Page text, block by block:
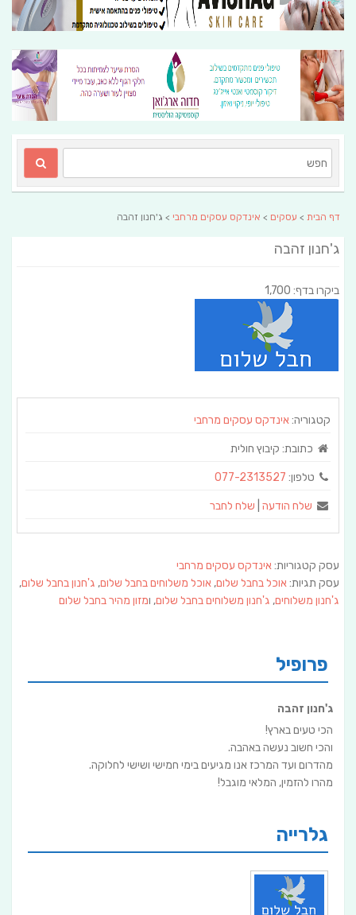
דף הבית > עסקים > אינדקס עסקים מרחבי > ג'חנון זהבה
ג'חנון זהבה
ביקרו בדף: 1,700
קטגוריה:אינדקס עסקים מרחבי
כתובת: קיבוץ חולית
טלפון: 077-2313527
שלח הודעה שלח לחבר
עסק קטגוריות:אינדקס עסקים מרחבי
עסק תגיות:אוכל בחבל שלום, אוכל משלוחים בחבל שלום, ג'חנון בחבל שלום,
ג'חנון משלוחים, ג'חנון משלוחים בחבל שלום, ומזון מהיר בחבל שלום
פרופיל
ג'חנון זהבה
הכי טעים בארץ!
והכי חשוב נעשה באהבה.
מהדרום ועד המרכז אנו מגיעים בימי חמישי ושישי לחלוקה.
מהרו להזמין, המלאי מוגבל!
גלרייה